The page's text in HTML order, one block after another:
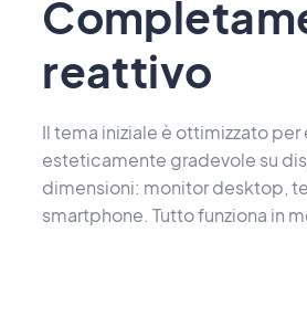
reattivo
Il tema iniziale è ottimizzato
esteticamente gradevole su
dimensioni: monitor desktop,
smartphone. Tutto funziona in